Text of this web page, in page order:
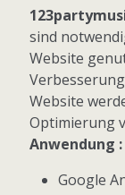
Folgen Sie
Facebook
Instagram
© 2026
sind
Website
Website
Optimierung
Anwendung :
Google